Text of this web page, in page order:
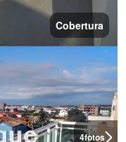
Cobertura
4fotos